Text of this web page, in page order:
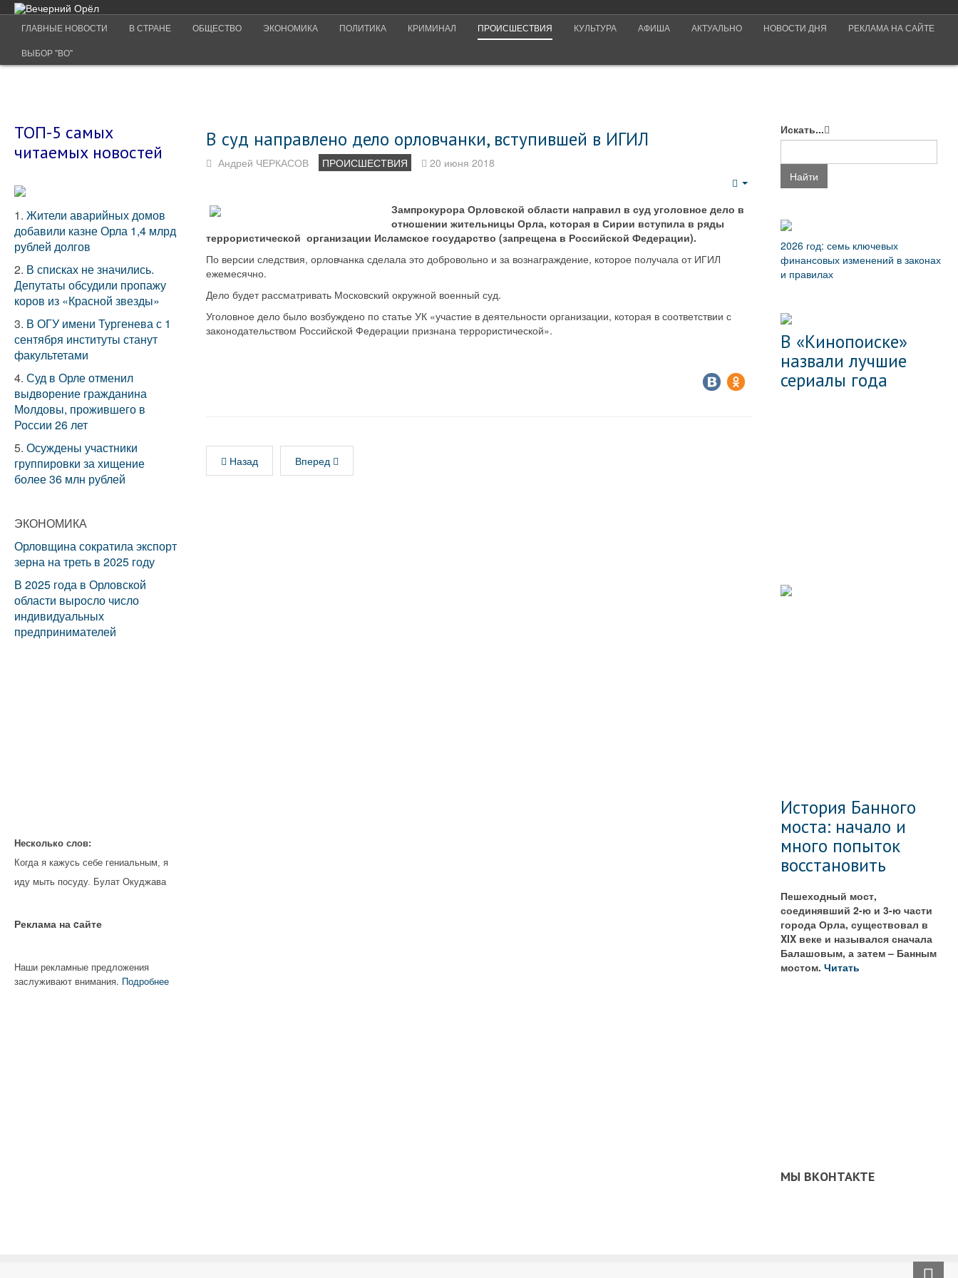
ГЛАВНЫЕ НОВОСТИ В СТРАНЕ ОБЩЕСТВО ЭКОНОМИКА ПОЛИТИКА КРИМИНАЛ ПРОИСШЕСТВИЯ КУЛЬТУРА АФИША АКТУАЛЬНО НОВОСТИ ДНЯ РЕКЛАМА НА САЙТЕ
ВЫБОР "ВО"
В суд направлено дело орловчанки, вступившей в ИГИЛ
Андрей ЧЕРКАСОВ ПРОИСШЕСТВИЯ 20 июня 2018
Зампрокурора Орловской области направил в суд уголовное дело в
отношении жительницы Орла, которая в Сирии вступила в ряды
террористической организации Исламское государство (запрещена в Российской Федерации).
По версии следствия, орловчанка сделала это добровольно и за вознаграждение, которое получала от ИГИЛ
ежемесячно.
Дело будет рассматривать Московский окружной военный суд.
Уголовное дело было возбуждено по статье УК «участие в деятельности организации, которая в соответствии с
законодательством Российской Федерации признана террористической».
Назад Вперед
ТОП-5 самых
читаемых новостей
1. Жители аварийных домов
добавили казне Орла 1,4 млрд
рублей долгов
2. В списках не значились.
Депутаты обсудили пропажу
коров из «Красной звезды»
3. В ОГУ имени Тургенева с 1
сентября институты станут
факультетами
4. Суд в Орле отменил
выдворение гражданина
Молдовы, прожившего в
России 26 лет
5. Осуждены участники
группировки за хищение
более 36 млн рублей
ЭКОНОМИКА
Орловщина сократила экспорт
зерна на треть в 2025 году
В 2025 года в Орловской
области выросло число
индивидуальных
предпринимателей
Несколько слов:
Когда я кажусь себе гениальным, я
иду мыть посуду. Булат Окуджава
Реклама на cайте
Наши рекламные предложения
заслуживают внимания. Подробнее
Искать...
Найти
2026 год: семь ключевых
финансовых изменений в законах
и правилах
В «Кинопоиске»
назвали лучшие
сериалы года
История Банного
моста: начало и
много попыток
восстановить
Пешеходный мост,
соединявший 2-ю и 3-ю части
города Орла, существовал в
XIX веке и назывался сначала
Балашовым, а затем – Банным
мостом.Читать
МЫ ВКОНТАКТЕ